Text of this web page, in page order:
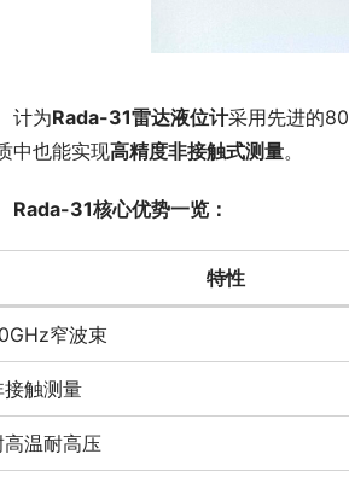
为Rada-31雷达液位计采用先进的
中也能实现高精度非接触式测量。
Rada-31核心优势一览：
特性
窄波束
接触测量
高温耐高压